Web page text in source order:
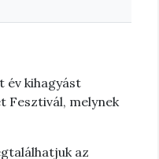
év kihagyást
Fesztivál, melynek
az